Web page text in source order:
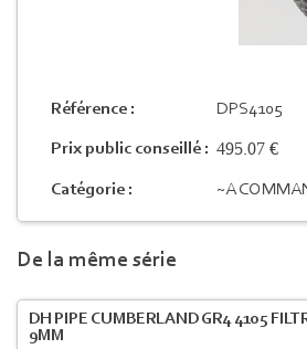
Référence : DPS4105
Prix public conseillé : 495.07 €
Catégorie : ~A
De la même série
DH PIPE CUMBERLAND GR4 4105
9MM